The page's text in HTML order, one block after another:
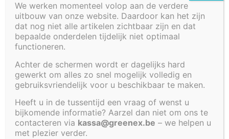
Fonteinbakken
Plantenfilters met waterval
Vijvers
Decoratieve afwerkingen
Watertafels
Cookiebeleid (EU)
VIJVER 250
X 120 X 35
We werken momenteel volop aan de verdere
uitbouw van onze website. Daardoor kan het zijn
dat nog niet alle artikelen zichtbaar zijn en dat
bepaalde onderdelen tijdelijk niet optimaal
functioneren.
Achter de schermen wordt er dagelijks hard
gewerkt om alles zo snel mogelijk volledig en
gebruiksvriendelijk voor u beschikbaar te maken.
Heeft u in de tussentijd een vraag of wenst u
bijkomende informatie? Aarzel dan niet om ons te
contacteren via kassa@greenex.be – we helpen u
met plezier verder.